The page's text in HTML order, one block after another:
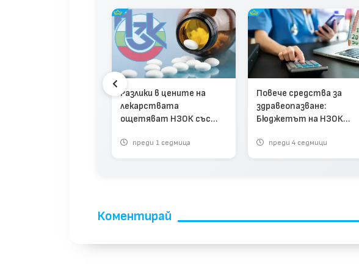
Разлики в цените на
лекарствата
ощетяват НЗОК със
твърди депутат
преди 1 седмица
Повече средства за
здравеопазване:
Бюджетът на НЗОК
преди 4 седмици
Коментирай